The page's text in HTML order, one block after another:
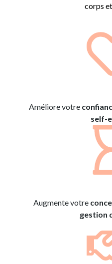
corps et
Améliore votre
self-
Augmente votre
gestion